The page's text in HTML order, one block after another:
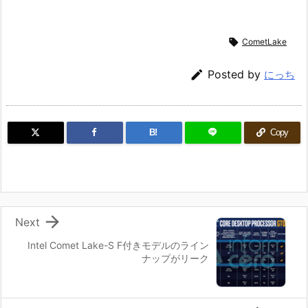
 CometLake
 Posted by にっち
B! Copy
Intel Comet Lake-S F付きモデルのライン
ナップがリーク

Next